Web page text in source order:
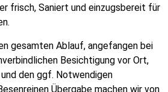
frisch, Saniert und einzugsbereit für
gesamten Ablauf, angefangen bei
Besichtigung vor Ort,
den ggf. Notwendigen
Übergabe machen wir von